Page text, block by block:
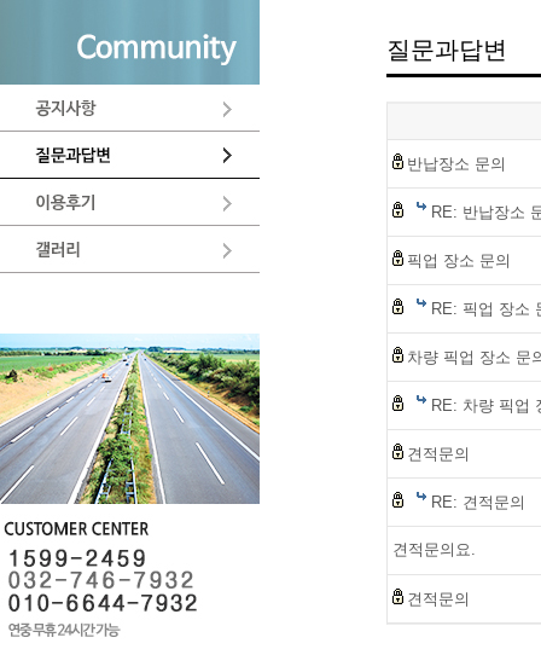
질문과답변
반납장소 문의
RE: 반납장소
픽업 장소 문의
RE: 픽업 장소
차량 픽업 장소 문
RE: 차량 픽업
견적문의
RE: 견적문의
견적문의요.
견적문의